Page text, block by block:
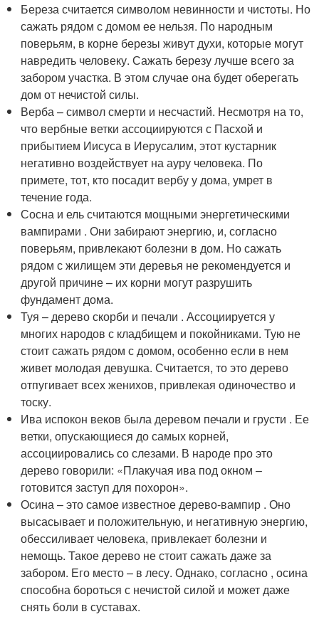
Береза считается символом невинности и чистоты. Но
сажать рядом с домом ее нельзя. По народным
поверьям, в корне березы живут духи, которые могут
навредить человеку. Сажать березу лучше всего за
забором участка. В этом случае она будет оберегать
дом от нечистой силы.
Верба – символ смерти и несчастий. Несмотря на то,
что вербные ветки ассоциируются с Пасхой и
прибытием Иисуса в Иерусалим, этот кустарник
негативно воздействует на ауру человека. По
примете, тот, кто посадит вербу у дома, умрет в
течение года.
Сосна и ель считаются мощными энергетическими
вампирами . Они забирают энергию, и, согласно
поверьям, привлекают болезни в дом. Но сажать
рядом с жилищем эти деревья не рекомендуется и
другой причине – их корни могут разрушить
фундамент дома.
Туя – дерево скорби и печали . Ассоциируется у
многих народов с кладбищем и покойниками. Тую не
стоит сажать рядом с домом, особенно если в нем
живет молодая девушка. Считается, то это дерево
отпугивает всех женихов, привлекая одиночество и
тоску.
Ива испокон веков была деревом печали и грусти . Ее
ветки, опускающиеся до самых корней,
ассоциировались со слезами. В народе про это
дерево говорили: «Плакучая ива под окном –
готовится заступ для похорон».
Осина – это самое известное дерево-вампир . Оно
высасывает и положительную, и негативную энергию,
обессиливает человека, привлекает болезни и
немощь. Такое дерево не стоит сажать даже за
забором. Его место – в лесу. Однако, согласно , осина
способна бороться с нечистой силой и может даже
снять боли в суставах.